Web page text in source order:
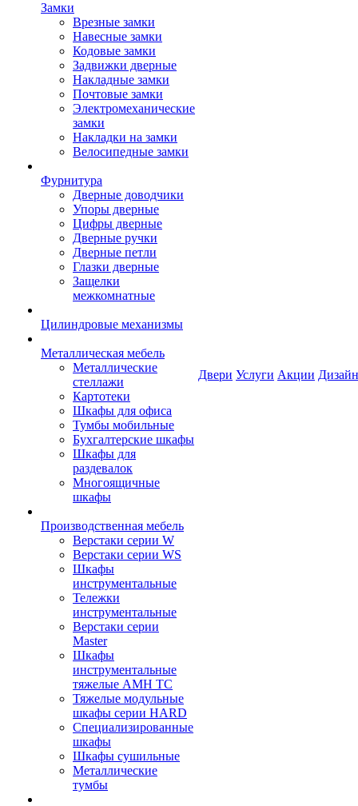
Замки
Врезные замки
Навесные замки
Кодовые замки
Задвижки дверные
Накладные замки
Почтовые замки
Электромеханические
замки
Накладки на замки
Велосипедные замки
Фурнитура
Дверные доводчики
Упоры дверные
Цифры дверные
Дверные ручки
Дверные петли
Глазки дверные
Защелки
межкомнатные
Цилиндровые механизмы
Металлическая мебель
Металлические
стеллажи
Картотеки
Шкафы для офиса
Тумбы мобильные
Бухгалтерские шкафы
Шкафы для
раздевалок
Многоящичные
шкафы
Производственная мебель
Верстаки серии W
Верстаки серии WS
Шкафы
инструментальные
Тележки
инструментальные
Верстаки серии
Master
Шкафы
инструментальные
тяжелые AMH TC
Тяжелые модульные
шкафы серии HARD
Cпециализированные
шкафы
Шкафы сушильные
Металлические
тумбы
Двери Услуги Акции